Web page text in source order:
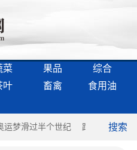
菜 果品
综合
叶 畜禽
食用油
运梦滑过半个世纪 跑者满意，不
搜索